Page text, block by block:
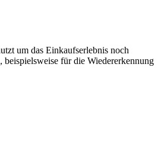
um das Einkaufserlebnis noch
beispielsweise für die Wiedererkennung